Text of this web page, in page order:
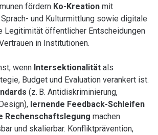
fördern Ko-Kreationmit
und Kulturmittlung sowie digitale
Legitimität öffentlicher Entscheidungen
in Institutionen.
wenn Intersektionalitätals
Budget und Evaluation verankert ist.
(z. B. Antidiskriminierung,
lernende Feedback-Schleifen
Rechenschaftslegung machen
und skalierbar. Konfliktprävention,